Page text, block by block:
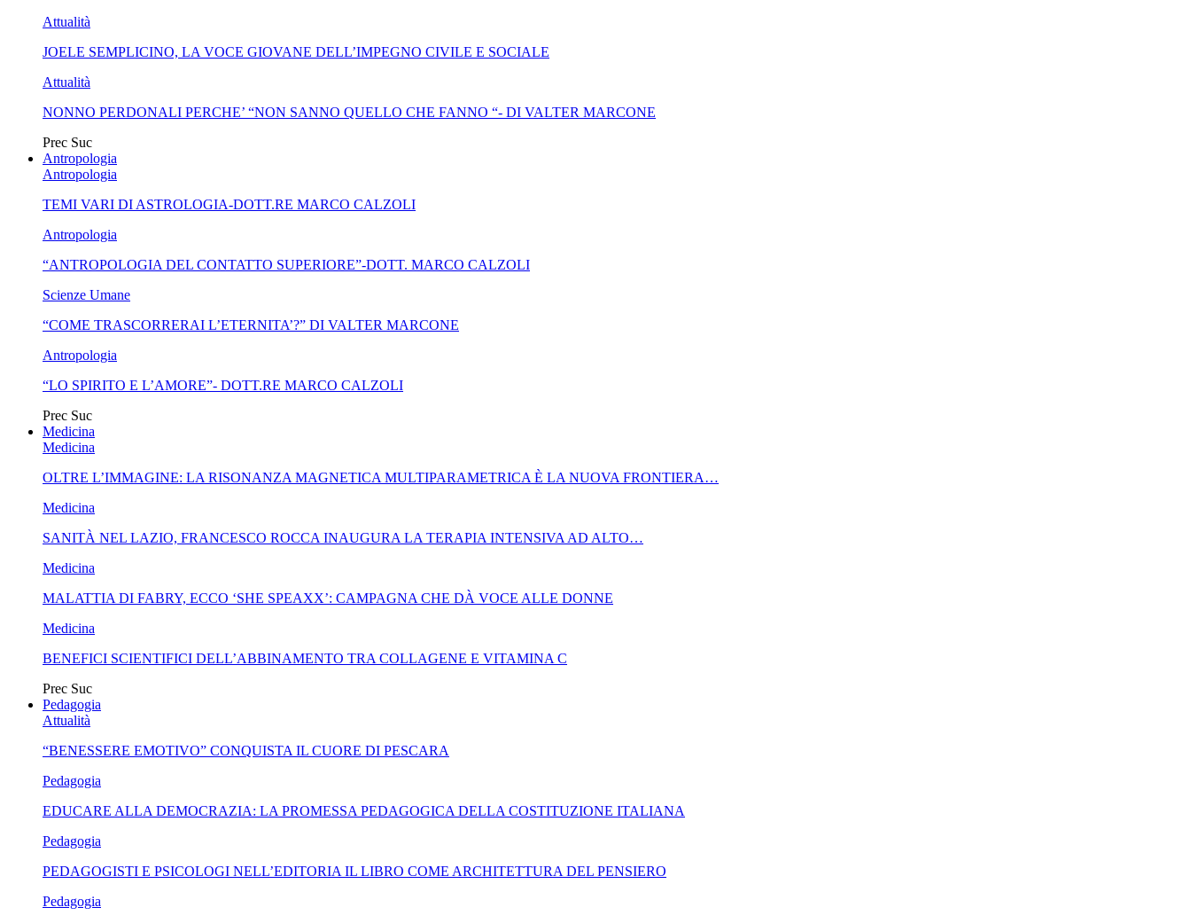
Attualità
JOELE SEMPLICINO, LA VOCE GIOVANE DELL’IMPEGNO CIVILE E SOCIALE
Attualità
NONNO PERDONALI PERCHE’ “NON SANNO QUELLO CHE FANNO “- DI VALTER MARCONE
Prec Suc
Antropologia
Antropologia
TEMI VARI DI ASTROLOGIA-DOTT.RE MARCO CALZOLI
Antropologia
“ANTROPOLOGIA DEL CONTATTO SUPERIORE”-DOTT. MARCO CALZOLI
Scienze Umane
“COME TRASCORRERAI L’ETERNITA’?” DI VALTER MARCONE
Antropologia
“LO SPIRITO E L’AMORE”- DOTT.RE MARCO CALZOLI
Prec Suc
Medicina
Medicina
OLTRE L’IMMAGINE: LA RISONANZA MAGNETICA MULTIPARAMETRICA È LA NUOVA FRONTIERA…
Medicina
SANITÀ NEL LAZIO, FRANCESCO ROCCA INAUGURA LA TERAPIA INTENSIVA AD ALTO…
Medicina
MALATTIA DI FABRY, ECCO ‘SHE SPEAXX’: CAMPAGNA CHE DÀ VOCE ALLE DONNE
Medicina
BENEFICI SCIENTIFICI DELL’ABBINAMENTO TRA COLLAGENE E VITAMINA C
Prec Suc
Pedagogia
Attualità
“BENESSERE EMOTIVO” CONQUISTA IL CUORE DI PESCARA
Pedagogia
EDUCARE ALLA DEMOCRAZIA: LA PROMESSA PEDAGOGICA DELLA COSTITUZIONE ITALIANA
Pedagogia
PEDAGOGISTI E PSICOLOGI NELL’EDITORIA IL LIBRO COME ARCHITETTURA DEL PENSIERO
Pedagogia